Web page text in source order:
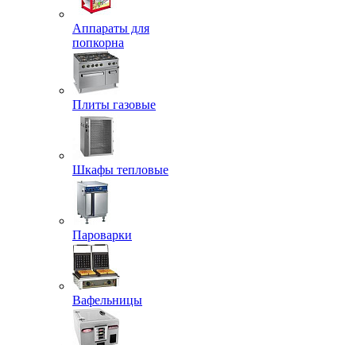
Аппараты для
попкорна
Плиты газовые
Шкафы тепловые
Пароварки
Вафельницы